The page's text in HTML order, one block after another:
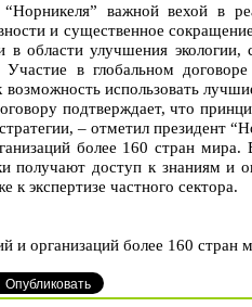
важной вехой в
и существенное
области улучшения экологии,
в глобальном
возможность использовать
подтверждает, что
– отметил президент
более 160 стран
получают доступ к знаниям
к экспертизе частного сектора.
и организаций более 160 стран